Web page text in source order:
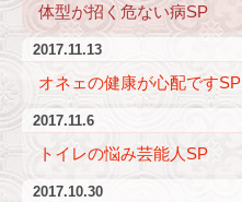
体型が招く危ない病SP
2017.11.13
オネェの健康が心配ですSP
2017.11.6
トイレの悩み芸能人SP
2017.10.30